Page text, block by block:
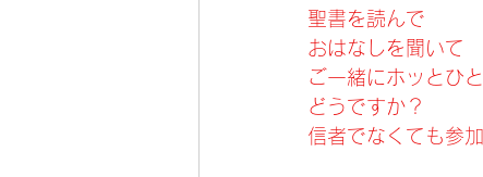
聖書を読んで
おはなしを聞いて
ご一緒にホッとひ
どうですか？
信者でなくても参